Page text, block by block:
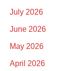
July 2026
June 2026
May 2026
April 2026